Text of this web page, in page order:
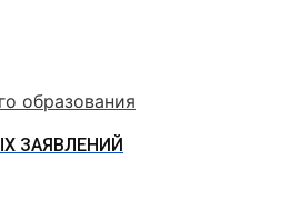
образования
ЗАЯВЛЕНИЙ